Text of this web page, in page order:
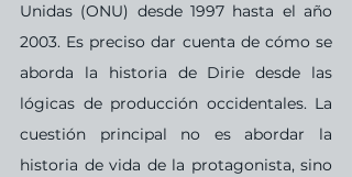
Unidas (ONU) desde 1997 hasta el año
2003. Es preciso dar cuenta de cómo se
aborda la historia de Dirie desde las
lógicas de producción occidentales. La
cuestión principal no es abordar la
historia de vida de la protagonista, sino